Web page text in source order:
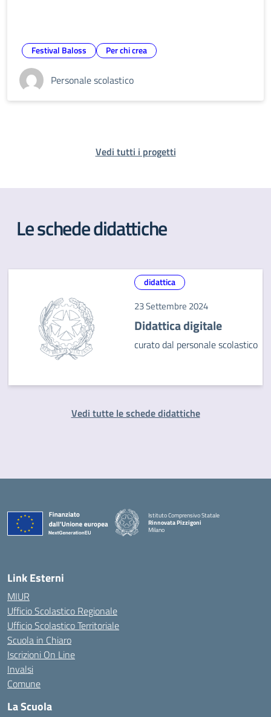
Festival Baloss Per chi crea
Personale scolastico
Vedi tutti i progetti
Le schede didattiche
didattica
23 Settembre 2024
Didattica digitale
curato dal personale scolastico
Vedi tutte le schede didattiche
Istituto Comprensivo Statale
Rinnovata Pizzigoni
Milano
Link Esterni
MIUR
Ufficio Scolastico Regionale
Ufficio Scolastico Territoriale
Scuola in Chiaro
Iscrizioni On Line
Invalsi
Comune
La Scuola